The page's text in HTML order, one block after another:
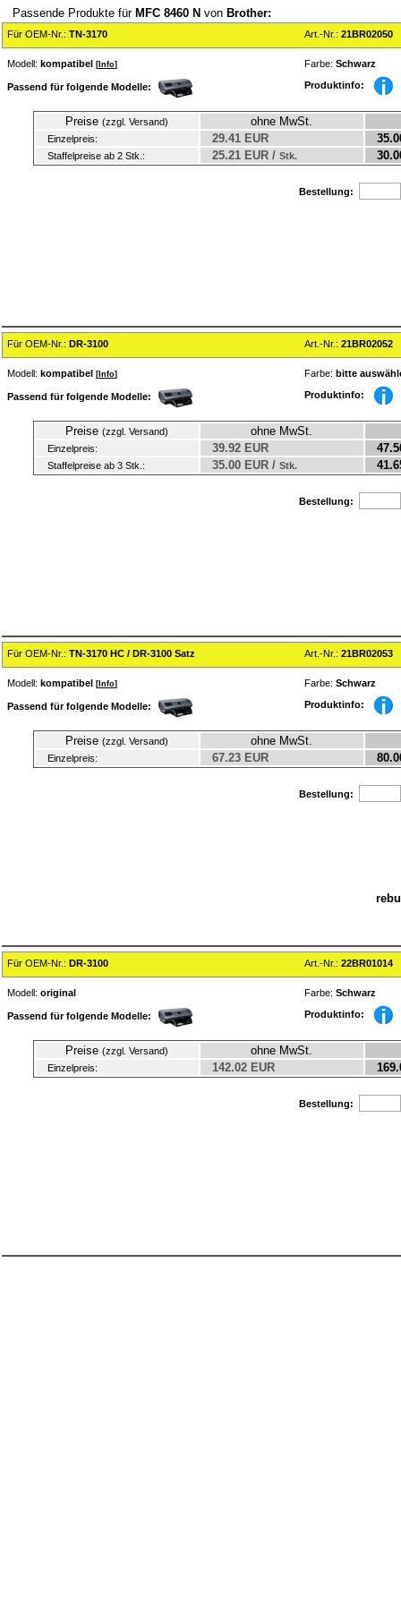
Passende Produkte für MFC 8460 N von Brother:
Für OEM-Nr.: TN-3170 Art.-Nr.: 21BR02050
Modell: kompatibel [ Info] Farbe: Schwarz
Passend für folgende Modelle: Produktinfo:
Preise (zzgl. Versand) ohne MwSt.
Einzelpreis: 29.41 EUR
Staffelpreise ab 2 Stk.: 25.21 EUR / Stk.
Bestellung:
Für OEM-Nr.: DR-3100 Art.-Nr.: 21BR02052
Modell: kompatibel [ Info] Farbe: bitte
Passend für folgende Modelle: Produktinfo:
Preise (zzgl. Versand) ohne MwSt.
Einzelpreis: 39.92 EUR
Staffelpreise ab 3 Stk.: 35.00 EUR / Stk.
Bestellung:
Für OEM-Nr.: TN-3170 HC / DR-3100 Satz Art.-Nr.: 21BR02053
Modell: kompatibel [ Info] Farbe: Schwarz
Passend für folgende Modelle: Produktinfo:
Preise (zzgl. Versand) ohne MwSt.
Einzelpreis: 67.23 EUR
Bestellung:
Für OEM-Nr.: DR-3100 Art.-Nr.: 22BR01014
Modell: original Farbe: Schwarz
Passend für folgende Modelle: Produktinfo:
Preise (zzgl. Versand) ohne MwSt.
Einzelpreis: 142.02 EUR
Bestellung: